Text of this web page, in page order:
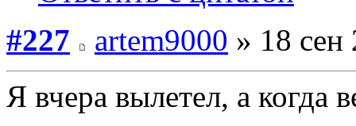
#227
artem9000 » 18 сен
Я вчера вылетел, а когда